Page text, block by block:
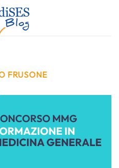
FRUSONE